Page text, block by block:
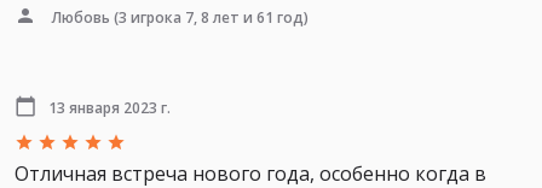
Любовь (3 игрока 7, 8 лет и 61 год)
13 января 2023 г.
Отличная встреча нового года, особенно когда в